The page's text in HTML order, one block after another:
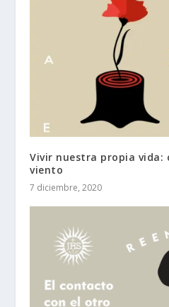
Vivir nuestra propia vida:
viento
7 diciembre, 2020